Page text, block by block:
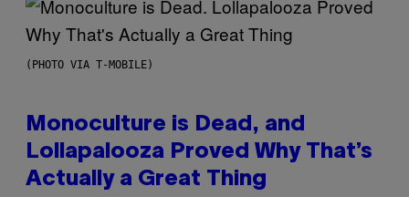
(PHOTO VIA T-MOBILE)
Monoculture is Dead, and
Lollapalooza Proved Why That’s
Actually a Great Thing